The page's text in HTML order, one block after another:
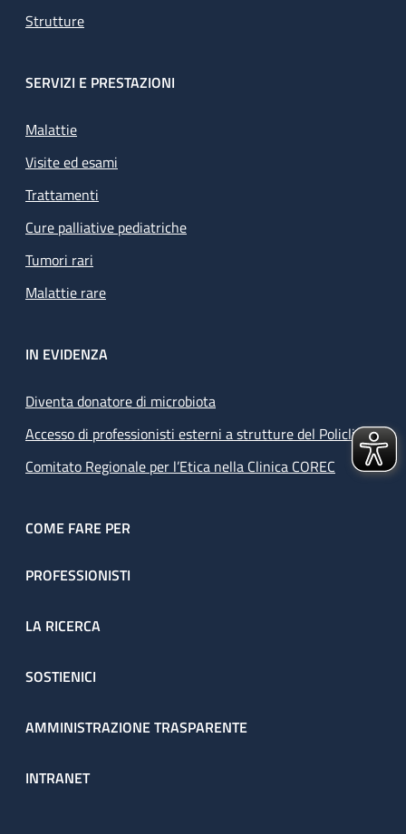
Strutture
SERVIZI E PRESTAZIONI
Malattie
Visite ed esami
Trattamenti
Cure palliative pediatriche
Tumori rari
Malattie rare
IN EVIDENZA
Diventa donatore di microbiota
Accesso di professionisti esterni a strutture del Policlinico
Comitato Regionale per l’Etica nella Clinica COREC
COME FARE PER
PROFESSIONISTI
LA RICERCA
SOSTIENICI
AMMINISTRAZIONE TRASPARENTE
INTRANET